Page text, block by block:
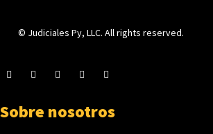
© Judiciales Py, LLC. All rights reserved.
Sobre nosotros